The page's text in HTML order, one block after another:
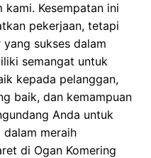
Kesempatan ini
pekerjaan, tetapi
sukses dalam
semangat untuk
kepada pelanggan,
baik, dan kemampuan
Anda untuk
meraih
di Ogan Komering